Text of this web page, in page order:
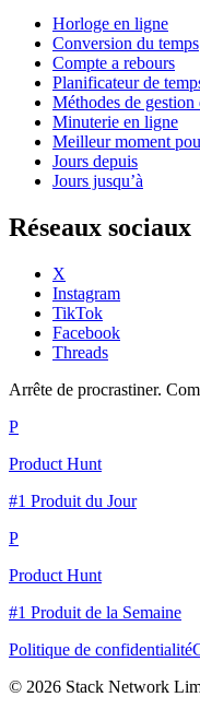
Horloge en ligne
Conversion du temps
Compte a rebours
Planificateur de
Méthodes de gestion
Minuterie en ligne
Meilleur moment
Jours depuis
Jours jusqu’à
Réseaux sociaux
X
Instagram
TikTok
Facebook
Threads
Arrête de procrastiner.
P
Product Hunt
#1 Produit du Jour
P
Product Hunt
#1 Produit de la Semaine
Politique de confidentialité
© 2026 Stack Network